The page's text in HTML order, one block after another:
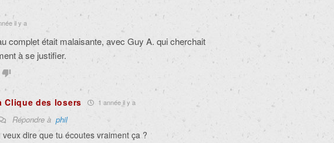
il y a
complet était malaisante, avec Guy A. qui cherchait
à se justifier.
Clique des losers 1 année il y a
Répondre à phil
veux dire que tu écoutes vraiment ça ?